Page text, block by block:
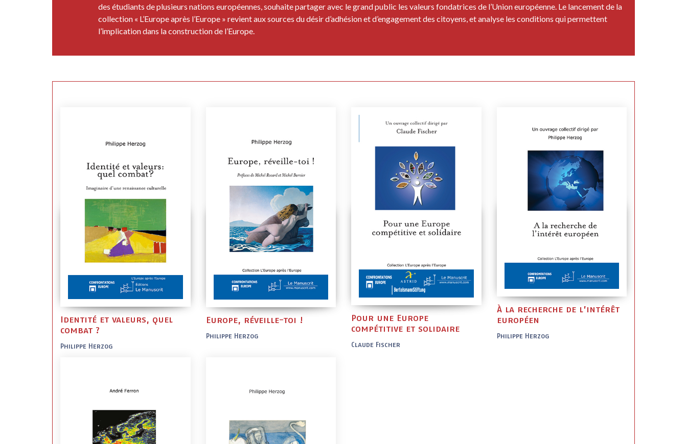
des étudiants de plusieurs nations européennes, souhaite partager avec le grand public les valeurs fondatrices de l’Union européenne. Le lancement de la
collection « L’Europe après l’Europe » revient aux sources du désir d’adhésion et d’engagement des citoyens, et analyse les conditions qui permettent
l’implication dans la construction de l’Europe.
Identité et valeurs, quel
combat ?
Philippe Herzog
Europe, réveille-toi !
Philippe Herzog
Pour une Europe
compétitive et solidaire
Claude Fischer
À la recherche de l’intérêt
européen
Philippe Herzog